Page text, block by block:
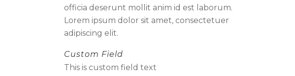
officia deserunt mollit anim id est laborum.
Lorem ipsum dolor sit amet, consectetuer
adipiscing elit.
Custom Field
This is custom field text